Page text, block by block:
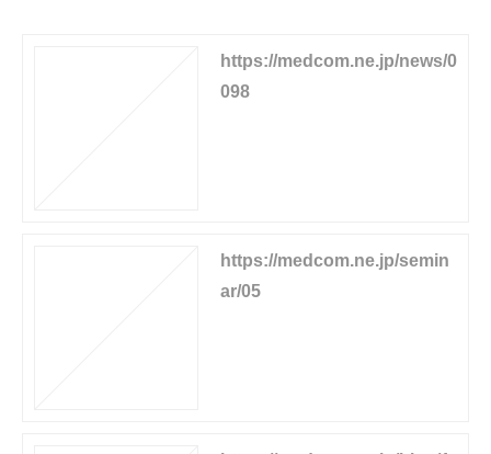
https://medcom.ne.jp/news/0
098
https://medcom.ne.jp/semin
ar/05